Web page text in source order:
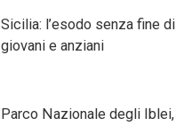
Sicilia: l’esodo senza fine di
giovani e anziani
Parco Nazionale degli Iblei,